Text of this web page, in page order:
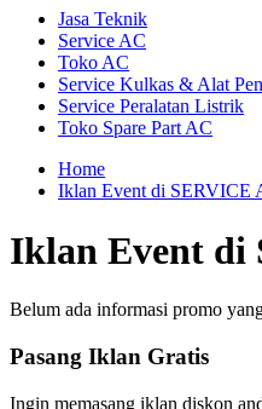
Jasa Teknik
Service AC
Toko AC
Service Kulkas & Alat
Service Peralatan Listrik
Toko Spare Part AC
Home
Iklan Event di
Iklan Event di
Belum ada informasi promo
Pasang Iklan Gratis
Ingin memasang iklan diskon